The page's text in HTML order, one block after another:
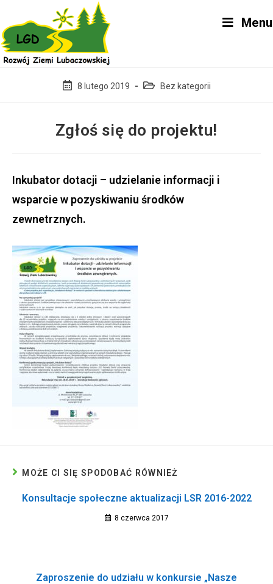
content
Menu
Post8 lutego 2019
Post
Bez kategorii
Zgłoś się do projektu!
Inkubator dotacji – udzielanie informacji i
wsparcie w pozyskiwaniu środków
zewnetrznych.
MOŻE CI SIĘ SPODOBAĆ RÓWNIEŻ
Konsultacje społeczne aktualizacji LSR 2016-2022
8 czerwca 2017
Zaproszenie do udziału w konkursie „Nasze